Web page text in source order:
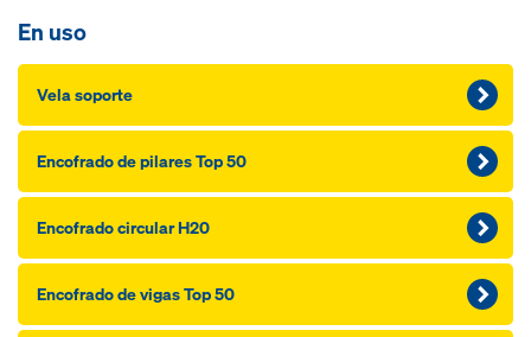
En uso
Vela soporte
Encofrado de pilares Top 50
Encofrado circular H20
Encofrado de vigas Top 50